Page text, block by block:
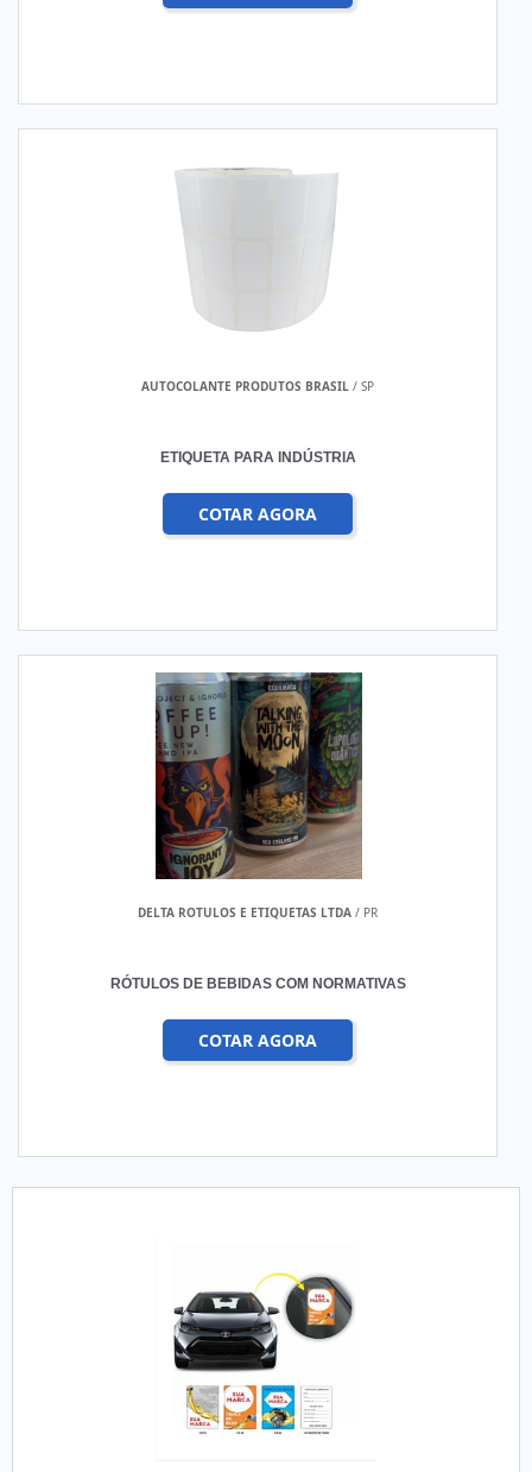
AUTOCOLANTE PRODUTOS BRASIL / SP
ETIQUETA PARA INDÚSTRIA
COTAR AGORA
DELTA ROTULOS E ETIQUETAS LTDA / PR
RÓTULOS DE BEBIDAS COM NORMATIVAS
COTAR AGORA